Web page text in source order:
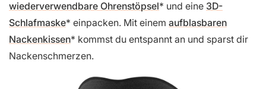
wiederverwendbare Ohrenstöpsel und eine 3D-
Schlafmaske einpacken. Mit einem aufblasbaren
Nackenkissen
kommst du entspannt an und sparst dir
Nackenschmerzen.